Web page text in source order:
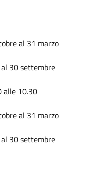
al 31 marzo
30 settembre
alle 10.30
al 31 marzo
30 settembre